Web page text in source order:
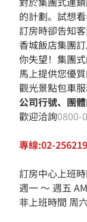
的計劃。試想
訂房時卻告知
香城飯店集團
你失望！集團
馬上提供您優
觀光景點包車
公司行號、團
歡迎洽詢0800-
專線:02-
訂房中心上班
週一 ～ 週五
非上班時間 周